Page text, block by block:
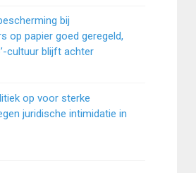
bij
op papier goed geregeld,
cultuur blijft achter
op voor sterke
juridische intimidatie in